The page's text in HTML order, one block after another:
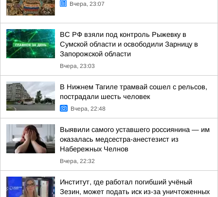
Вчера, 23:07
ВС РФ взяли под контроль Рыжевку в
Сумской области и освободили Зарницу в
Запорожской области
Вчера, 23:03
В Нижнем Тагиле трамвай сошел с рельсов,
пострадали шесть человек
Вчера, 22:48
Выявили самого уставшего россиянина — им
оказалась медсестра-анестезист из
Набережных Челнов
Вчера, 22:32
Институт, где работал погибший учёный
Зезин, может подать иск из-за уничтоженных